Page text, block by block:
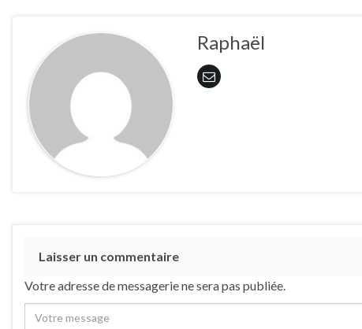
Raphaël
Laisser un commentaire
Votre adresse de messagerie ne sera pas publiée.